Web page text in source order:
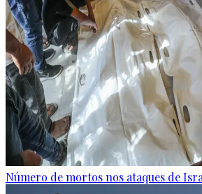
Número de mortos nos ataques de